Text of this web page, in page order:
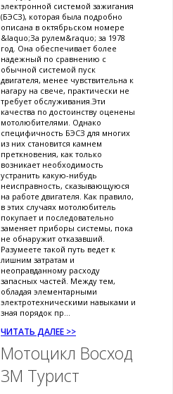
электронной системой зажигания
(БЭСЗ), которая была подробно
описана в октябрьском номере
&laquo;За рулем&raquo; за 1978
год. Она обеспечивает более
надежный по сравнению с
обычной системой пуск
двигателя, менее чувствительна к
нагару на свече, практически не
требует обслуживания.Эти
качества по достоинству оценены
мотолюбителями. Однако
специфичность БЭСЗ для многих
из них становится камнем
преткновения, как только
возникает необходимость
устранить какую-нибудь
неисправность, сказывающуюся
на работе двигателя. Как правило,
в этих случаях мотолюбитель
покупает и последовательно
заменяет приборы системы, пока
не обнаружит отказавший.
Разумеете такой путь ведет к
лишним затратам и
неоправданному расходу
запасных частей. Между тем,
обладая элементарными
электротехническими навыками и
зная порядок пр...
ЧИТАТЬ ДАЛЕЕ >>
Мотоцикл Восход
3М Турист